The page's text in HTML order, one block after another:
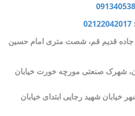
02122042017
1: تهران، جاده قدیم قم، شصت متری امام حسین
2: اصفهان، شهرک صنعتی مورچه خورت خیابان
خیابان شهید رجایی ابتدای خیابان